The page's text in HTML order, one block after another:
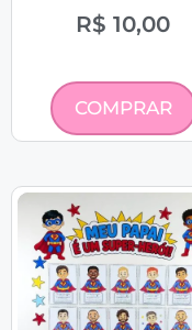
R$ 10,00
COMPRAR